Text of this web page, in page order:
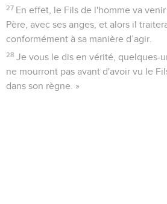
27 En effet, le Fils de l'homme va
Père, avec ses anges, et alors il
conformément à sa manière d’agir.
28 Je vous le dis en vérité, quelques-
ne mourront pas avant d'avoir vu le
dans son règne. »